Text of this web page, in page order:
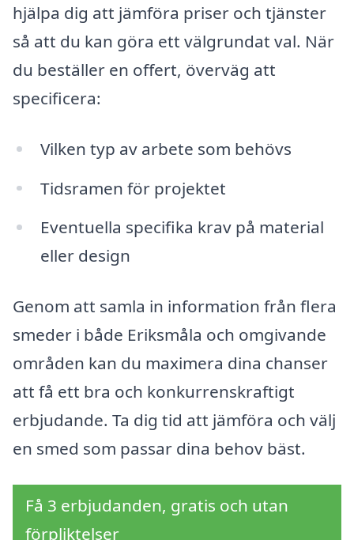
hjälpa dig att jämföra priser och tjänster
så att du kan göra ett välgrundat val. När
du beställer en offert, överväg att
specificera:
Vilken typ av arbete som behövs
Tidsramen för projektet
Eventuella specifika krav på material
eller design
Genom att samla in information från flera
smeder i både Eriksmåla och omgivande
områden kan du maximera dina chanser
att få ett bra och konkurrenskraftigt
erbjudande. Ta dig tid att jämföra och välj
en smed som passar dina behov bäst.
Få 3 erbjudanden, gratis och utan
förpliktelser